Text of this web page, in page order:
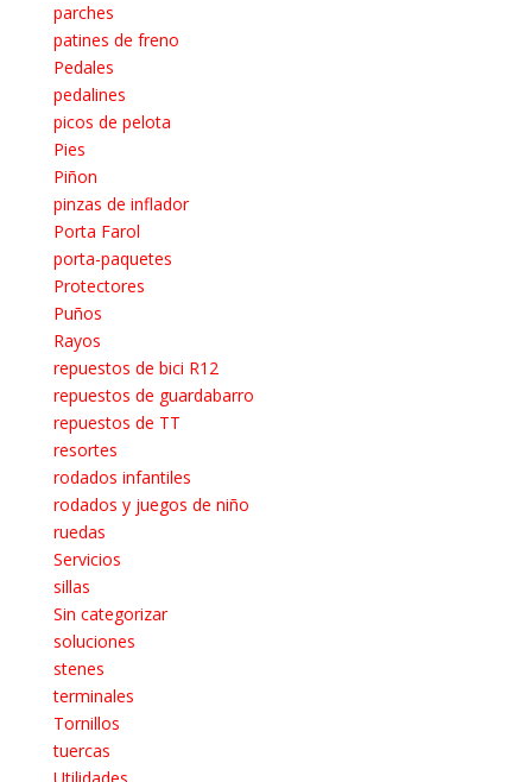
parches
patines de freno
Pedales
pedalines
picos de pelota
Pies
Piñon
pinzas de inflador
Porta Farol
porta-paquetes
Protectores
Puños
Rayos
repuestos de bici R12
repuestos de guardabarro
repuestos de TT
resortes
rodados infantiles
rodados y juegos de niño
ruedas
Servicios
sillas
Sin categorizar
soluciones
stenes
terminales
Tornillos
tuercas